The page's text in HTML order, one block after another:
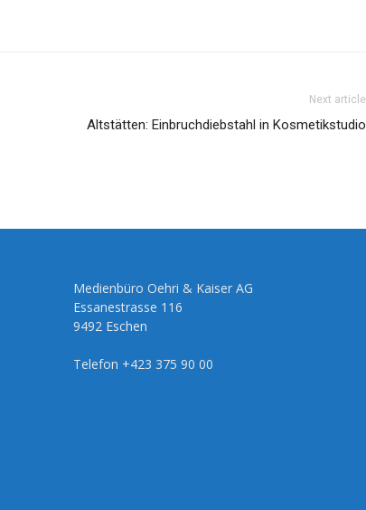
Next article
Altstätten: Einbruchdiebstahl in Kosmetikstudio
Medienbüro Oehri & Kaiser AG
Essanestrasse 116
9492 Eschen
Telefon +423 375 90 00